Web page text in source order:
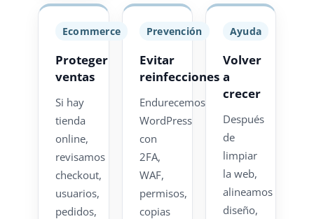
Ecommerce
Proteger
ventas
Si hay
tienda
online,
revisamos
checkout,
usuarios,
pedidos,
Prevención
Evitar
reinfecciones
Endurecemos
WordPress
con
2FA,
WAF,
permisos,
copias
Ayuda
Volver
a
crecer
Después
de
limpiar
la web,
alineamos
diseño,